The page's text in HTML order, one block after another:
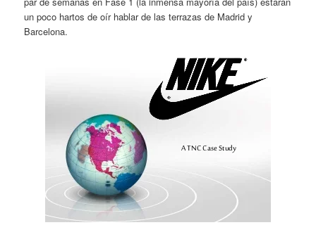
un poco hartos de oír hablar de las terrazas de Madrid y
Barcelona.